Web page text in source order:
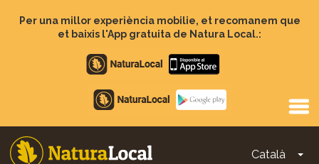
Per una millor experiència mobilie, et recomanem que
et baixis l'App gratuita de Natura Local.:
Apple
store
Google
Play
Català